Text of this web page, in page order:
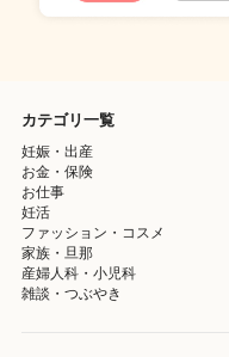
カテゴリ一覧
妊娠・出産
お金・保険
お仕事
妊活
ファッション・コスメ
家族・旦那
産婦人科・小児科
雑談・つぶやき